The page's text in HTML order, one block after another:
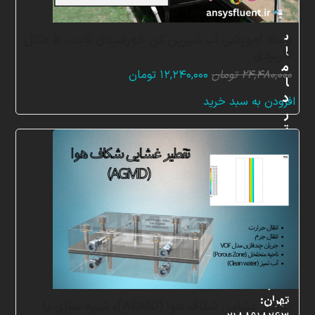
کاربردی
۲۴,۴۸۰,۰۰۰ تومان قیمت
۱۲,۲۴۰,۰۰۰ تومانقیمت
افزودن به سبد خرید
ب
ا
م
ا
د
ر
ت
ا
ا
ش
د
تهران: